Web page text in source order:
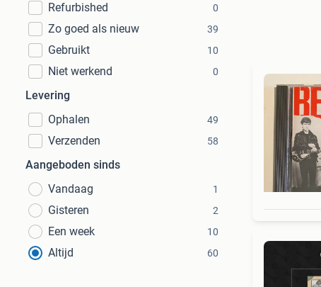
Refurbished 0
Zo goed als nieuw 39
Gebruikt 10
Niet werkend 0
Levering
Ophalen
49
Verzenden 58
Aangeboden sinds
Vandaag
1
Gisteren 2
Een week 10
Altijd 60